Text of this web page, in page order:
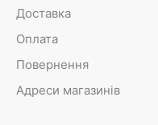
Доставка
Оплата
Повернення
Адреси магазинів